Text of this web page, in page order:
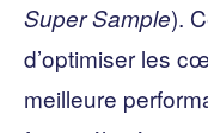
Super Sample).
d’optimiser les
meilleure